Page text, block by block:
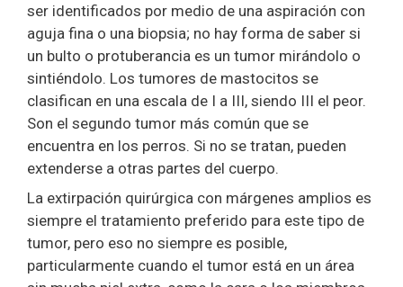
ser identificados por medio de una aspiración con
aguja fina o una biopsia; no hay forma de saber si
un bulto o protuberancia es un tumor mirándolo o
sintiéndolo. Los tumores de mastocitos se
clasifican en una escala de I a III, siendo III el peor.
Son el segundo tumor más común que se
encuentra en los perros. Si no se tratan, pueden
extenderse a otras partes del cuerpo.
La extirpación quirúrgica con márgenes amplios es
siempre el tratamiento preferido para este tipo de
tumor, pero eso no siempre es posible,
particularmente cuando el tumor está en un área